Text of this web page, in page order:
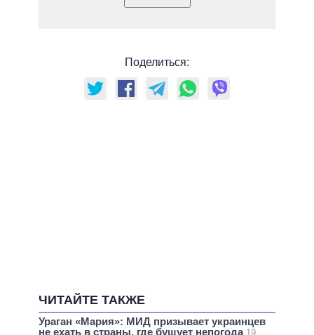
Поделиться:
ЧИТАЙТЕ ТАКЖЕ
Ураган «Мария»: МИД призывает украинцев
не ехать в страны, где бушует непогода 19